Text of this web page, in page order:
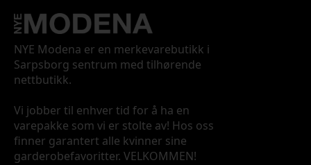
NYE Modena er en merkevarebutikk i
Sarpsborg sentrum med tilhørende
nettbutikk.
Vi jobber til enhver tid for å ha en
varepakke som vi er stolte av! Hos oss
finner garantert alle kvinner sine
garderobefavoritter. VELKOMMEN!